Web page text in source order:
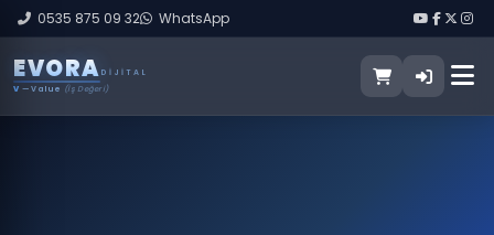
0535 875 09 32 WhatsApp
EVORA DIJITAL
V — Value (İş Değeri)